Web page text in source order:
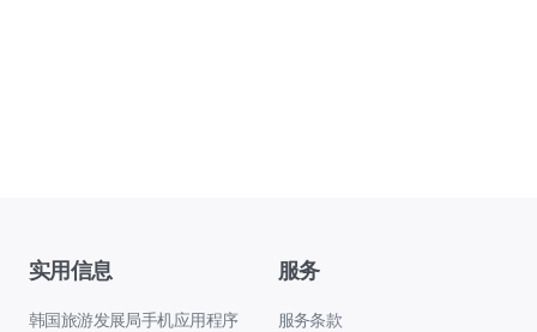
实用信息
韩国旅游发展局手机应用程序
服务
服务条款